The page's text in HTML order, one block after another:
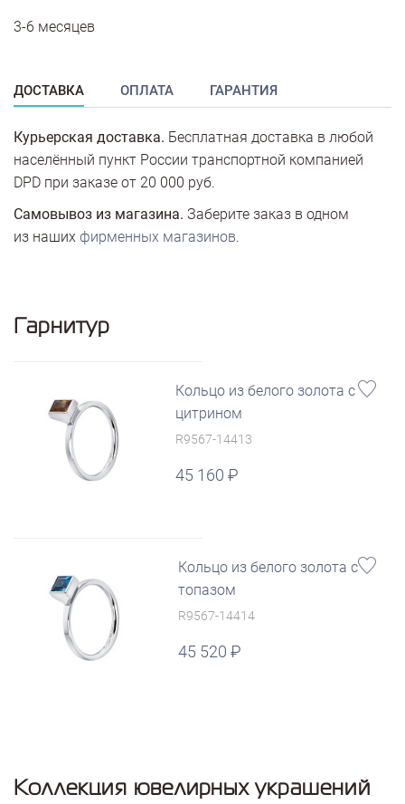
3-6 месяцев
ДОСТАВКА ОПЛАТА ГАРАНТИЯ
Курьерская доставка. Бесплатная доставка в любой
населённый пункт России транспортной компанией
DPD при заказе от 20 000 руб.
Самовывоз из магазина. Заберите заказ в одном
из наших фирменных магазинов.
Гарнитур
Кольцо из белого золота с
цитрином
R9567-14413
45 160
Кольцо из белого золота с
топазом
R9567-14414
45 520
Коллекция ювелирных украшений